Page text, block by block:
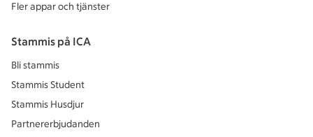
Fler appar och tjänster
Stammis på ICA
Bli stammis
Stammis Student
Stammis Husdjur
Partnererbjudanden